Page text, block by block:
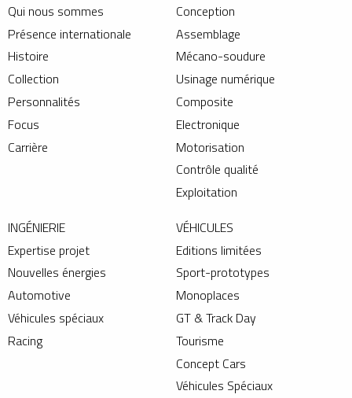
Qui nous sommes
Présence internationale
Histoire
Collection
Personnalités
Focus
Carrière
Conception
Assemblage
Mécano-soudure
Usinage numérique
Composite
Electronique
Motorisation
Contrôle qualité
Exploitation
INGÉNIERIE
Expertise projet
Nouvelles énergies
Automotive
Véhicules spéciaux
Racing
VÉHICULES
Editions limitées
Sport-prototypes
Monoplaces
GT & Track Day
Tourisme
Concept Cars
Véhicules Spéciaux